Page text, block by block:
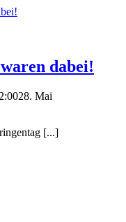
dabei!
28. Mai
[...]